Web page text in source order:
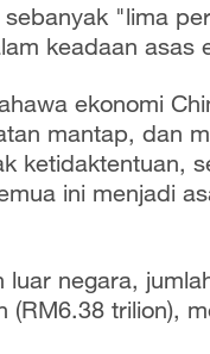
"lima
keadaan asas
ekonomi
mantap, dan
ketidaktentuan,
ini menjadi
luar negara,
(RM6.38 trilion),